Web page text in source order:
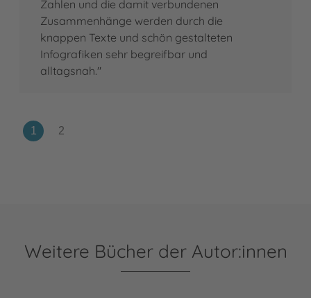
Zahlen und die damit verbundenen
Zusammenhänge werden durch die
knappen Texte und schön gestalteten
Infografiken sehr begreifbar und
alltagsnah."
Weitere Bücher der Autor:innen